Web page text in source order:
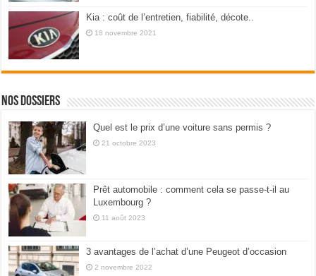
Kia : coût de l’entretien, fiabilité, décote..
18 novembre 2021
Nos dossiers
Quel est le prix d’une voiture sans permis ?
21 octobre 2023
Prêt automobile : comment cela se passe-t-il au
Luxembourg ?
11 août 2023
3 avantages de l’achat d’une Peugeot d’occasion
2 novembre 2022